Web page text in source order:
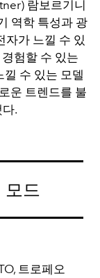
람보르기니
역학 특성과 광
자가 느낄 수 있
험할 수 있는
수 있는 모델
운 트렌드를 불
.
모드
트로페오